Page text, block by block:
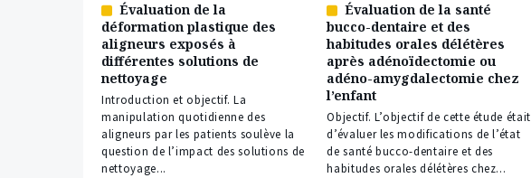
Article
réservé
à
nos
abonnés
Évaluation de la
déformation plastique des
aligneurs exposés à
différentes solutions de
nettoyage
Introduction et objectif. La
manipulation quotidienne des
aligneurs par les patients soulève la
question de l’impact des solutions de
nettoyage...
Article
réservé
à
nos
abonnés
Évaluation de la santé
bucco-dentaire et des
habitudes orales délétères
après adénoïdectomie ou
adéno-amygdalectomie chez
l’enfant
Objectif. L’objectif de cette étude était
d’évaluer les modifications de l’état
de santé bucco-dentaire et des
habitudes orales délétères chez...